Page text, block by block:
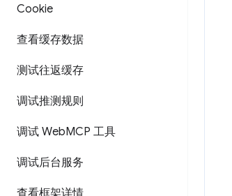
Cookie
查看缓存数据
测试往返缓存
调试推测规则
调试 WebMCP 工具
调试后台服务
查看框架详情